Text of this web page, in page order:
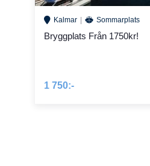
Kalmar Sommarplats
Bryggplats Från 1750kr!
1 750:-